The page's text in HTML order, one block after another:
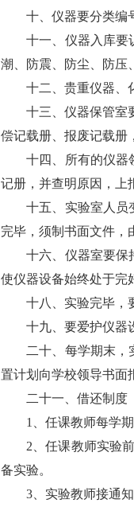
十、仪器要分类编
十一、仪器入库要
潮、防震、防尘、防压
十二、贵重仪器、
十三、仪器保管室
偿记载册、报废记载册
十四、所有的仪器
记册，并查明原因，上
十五、实验室人员
完毕，须制书面文件，
十六、仪器室要保
使仪器设备始终处于完
十八、实验完毕，
十九、要爱护仪器
二十、每学期末
置计划向学校领导书面
二十一、借还制度
1、任课教师每学
2、任课教师实验
备实验。
3、实验教师接通